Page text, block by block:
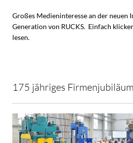
Großes Medieninteresse an der neuen
Generation von RUCKS. Einfach
lesen.
175 jähriges Firmenjubiläum